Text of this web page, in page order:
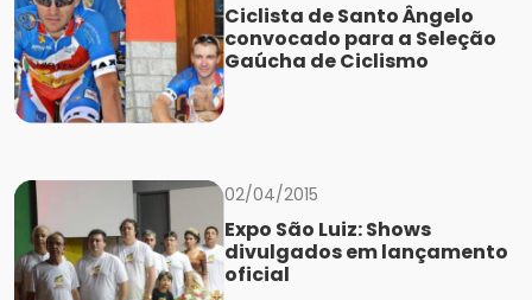
Ciclista de Santo Ângelo
convocado para a Seleção
Gaúcha de Ciclismo
02/04/2015
Expo São Luiz: Shows
divulgados em lançamento
oficial